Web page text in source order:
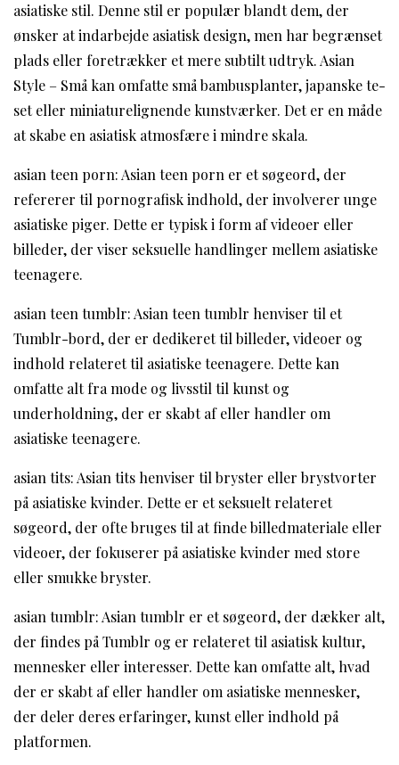
asiatiske stil. Denne stil er populær blandt dem, der
ønsker at indarbejde asiatisk design, men har begrænset
plads eller foretrækker et mere subtilt udtryk. Asian
Style – Små kan omfatte små bambusplanter, japanske te-
set eller miniaturelignende kunstværker. Det er en måde
at skabe en asiatisk atmosfære i mindre skala.
asian teen porn: Asian teen porn er et søgeord, der
refererer til pornografisk indhold, der involverer unge
asiatiske piger. Dette er typisk i form af videoer eller
billeder, der viser seksuelle handlinger mellem asiatiske
teenagere.
asian teen tumblr: Asian teen tumblr henviser til et
Tumblr-bord, der er dedikeret til billeder, videoer og
indhold relateret til asiatiske teenagere. Dette kan
omfatte alt fra mode og livsstil til kunst og
underholdning, der er skabt af eller handler om
asiatiske teenagere.
asian tits: Asian tits henviser til bryster eller brystvorter
på asiatiske kvinder. Dette er et seksuelt relateret
søgeord, der ofte bruges til at finde billedmateriale eller
videoer, der fokuserer på asiatiske kvinder med store
eller smukke bryster.
asian tumblr: Asian tumblr er et søgeord, der dækker alt,
der findes på Tumblr og er relateret til asiatisk kultur,
mennesker eller interesser. Dette kan omfatte alt, hvad
der er skabt af eller handler om asiatiske mennesker,
der deler deres erfaringer, kunst eller indhold på
platformen.